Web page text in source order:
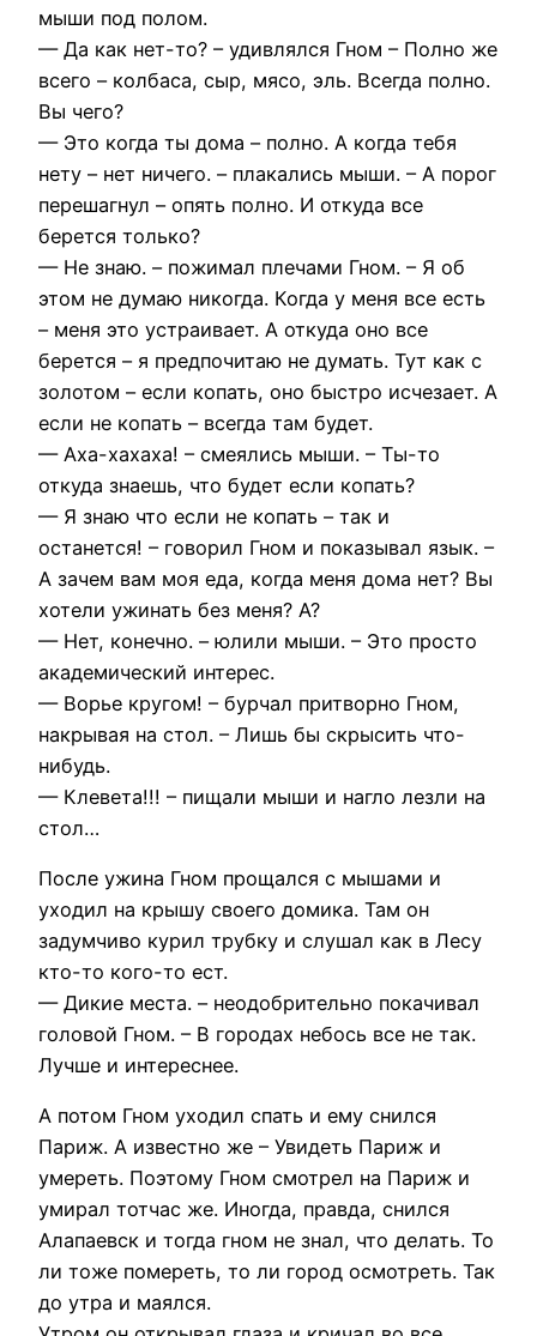
мыши под полом.
— Да как нет-то? – удивлялся Гном – Полно же
всего – колбаса, сыр, мясо, эль. Всегда полно.
Вы чего?
— Это когда ты дома – полно. А когда тебя
нету – нет ничего. – плакались мыши. – А порог
перешагнул – опять полно. И откуда все
берется только?
— Не знаю. – пожимал плечами Гном. – Я об
этом не думаю никогда. Когда у меня все есть
– меня это устраивает. А откуда оно все
берется – я предпочитаю не думать. Тут как с
золотом – если копать, оно быстро исчезает. А
если не копать – всегда там будет.
— Аха-хахаха! – смеялись мыши. – Ты-то
откуда знаешь, что будет если копать?
— Я знаю что если не копать – так и
останется! – говорил Гном и показывал язык. –
А зачем вам моя еда, когда меня дома нет? Вы
хотели ужинать без меня? А?
— Нет, конечно. – юлили мыши. – Это просто
академический интерес.
— Ворье кругом! – бурчал притворно Гном,
накрывая на стол. – Лишь бы скрысить что-
нибудь.
— Клевета!!! – пищали мыши и нагло лезли на
стол…
После ужина Гном прощался с мышами и
уходил на крышу своего домика. Там он
задумчиво курил трубку и слушал как в Лесу
кто-то кого-то ест.
— Дикие места. – неодобрительно покачивал
головой Гном. – В городах небось все не так.
Лучше и интереснее.
А потом Гном уходил спать и ему снился
Париж. А известно же – Увидеть Париж и
умереть. Поэтому Гном смотрел на Париж и
умирал тотчас же. Иногда, правда, снился
Алапаевск и тогда гном не знал, что делать. То
ли тоже помереть, то ли город осмотреть. Так
до утра и маялся.